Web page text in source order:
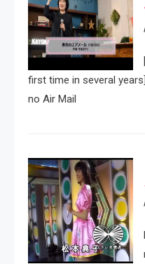
first time in several
no Air Mail